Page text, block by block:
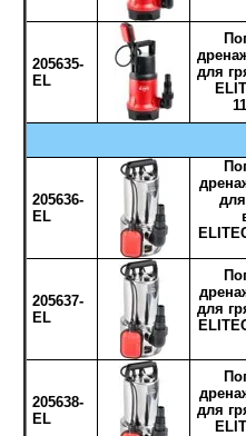
205635-
EL
для
205636-
EL
205637-
EL
для
205638-
EL
для